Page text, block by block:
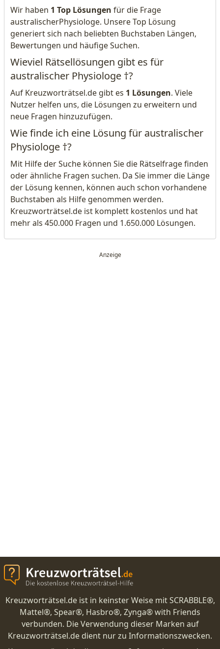
Wir haben 1 Top Lösungen für die Frage
australischerPhysiologe. Unsere Top Lösung
generiert sich nach beliebten Buchstaben Längen,
Bewertungen und häufige Suchen.
Wieviel Rätsellösungen gibt es für
australischer Physiologe †?
Auf Kreuzworträtsel.de gibt es 1 Lösungen. Viele
Nutzer helfen uns, die Lösungen zu erweitern und
neue Fragen hinzuzufügen.
Wie finde ich eine Lösung für australischer
Physiologe †?
Mit Hilfe der Suche können Sie die Rätselfrage finden
oder ähnliche Fragen suchen. Da Sie immer die Länge
der Lösung kennen, können auch schon vorhandene
Buchstaben als Hilfe genommen werden.
Kreuzworträtsel.de ist komplett kostenlos und hat
mehr als 450.000 Fragen und 1.650.000 Lösungen.
Kreuzworträtsel.de ist in keinster Weise mit SCRABBLE®,
Mattel®, Spear®, Hasbro®, Zynga® with Friends
verbunden. Die Verwendung dieser Marken auf
Kreuzworträtsel.de dient nur zu Informationszwecken.